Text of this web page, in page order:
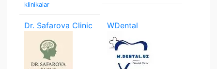
klinikalar
Dr. Safarova Clinic WDental